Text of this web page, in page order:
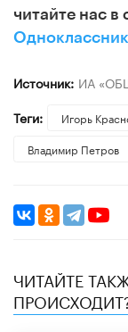
читайте нас в
Источник: ИА
Теги:
Игорь
Владимир Петров
ЧИТАЙТЕ